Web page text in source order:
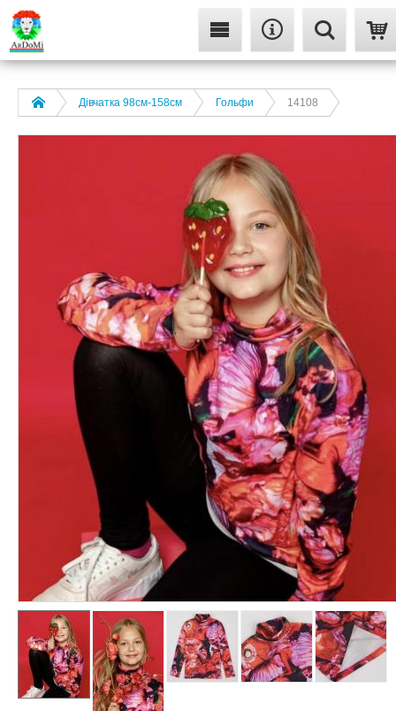
Дівчатка 98cм-158см Гольфи 14108